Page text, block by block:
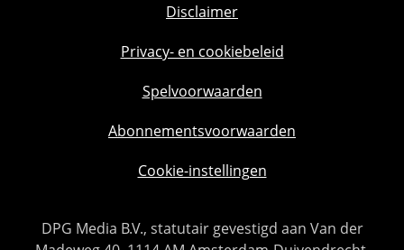
Disclaimer
Privacy- en cookiebeleid
Spelvoorwaarden
Abonnementsvoorwaarden
Cookie-instellingen
DPG Media B.V., statutair gevestigd aan Van der